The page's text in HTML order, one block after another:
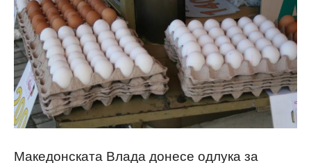
Македонската Влада донесе одлука за